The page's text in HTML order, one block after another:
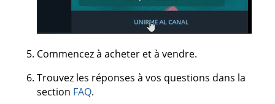
Commencez à acheter et à vendre.
Trouvez les réponses à vos questions dans la
section FAQ.